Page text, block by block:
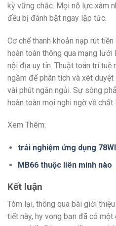
kỳ vững chắc. Mọi nỗ lực xâm
đều bị đánh bật ngay lập tức.
Cơ chế thanh khoản nạp rút
hoàn toàn thông qua mạng lưới
nội địa uy tín. Thuật toán trí tuệ
ngầm để phân tích và xét
vài phút ngắn ngủi. Sự sòng
hoàn toàn mọi nghi ngờ về chất
Xem Thêm:
trải nghiệm ứng dụng
MB66 thuộc liên minh nào
Kết luận
Tóm lại, thông qua bài giới
tiết này, hy vọng bạn đã có một